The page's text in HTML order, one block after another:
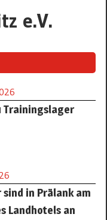
e.V.
Trainingslager
sind in Prälank am
Landhotels an